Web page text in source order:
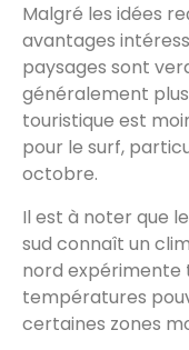
Malgré les idées
avantages
paysages sont
généralement
touristique est
pour le surf,
octobre.
Il est à noter que
sud connaît un
nord expérimente
températures
certaines zones